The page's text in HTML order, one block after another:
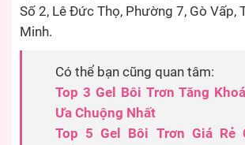
Số 2, Lê Đức Thọ, Phường 7, Gò Vấp,
Minh.
Có thể bạn cũng quan tâm:
Top 3 Gel Bôi Trơn Tăng
Ưa Chuộng Nhất
Top 5 Gel Bôi Trơn Giá Rẻ